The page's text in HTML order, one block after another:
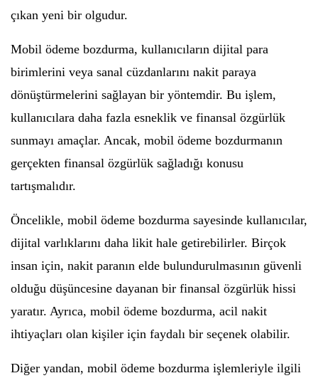
çıkan yeni bir olgudur.
Mobil ödeme bozdurma, kullanıcıların dijital para
birimlerini veya sanal cüzdanlarını nakit paraya
dönüştürmelerini sağlayan bir yöntemdir. Bu işlem,
kullanıcılara daha fazla esneklik ve finansal özgürlük
sunmayı amaçlar. Ancak, mobil ödeme bozdurmanın
gerçekten finansal özgürlük sağladığı konusu
tartışmalıdır.
Öncelikle, mobil ödeme bozdurma sayesinde kullanıcılar,
dijital varlıklarını daha likit hale getirebilirler. Birçok
insan için, nakit paranın elde bulundurulmasının güvenli
olduğu düşüncesine dayanan bir finansal özgürlük hissi
yaratır. Ayrıca, mobil ödeme bozdurma, acil nakit
ihtiyaçları olan kişiler için faydalı bir seçenek olabilir.
Diğer yandan, mobil ödeme bozdurma işlemleriyle ilgili